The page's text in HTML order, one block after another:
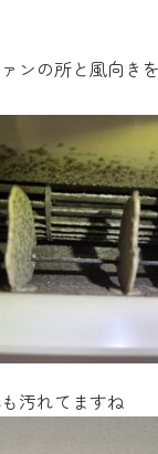
ンの所と風向き
汚れてますね